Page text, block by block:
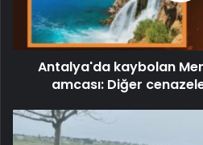
Antalya'da kaybolan
amcası: Diğer